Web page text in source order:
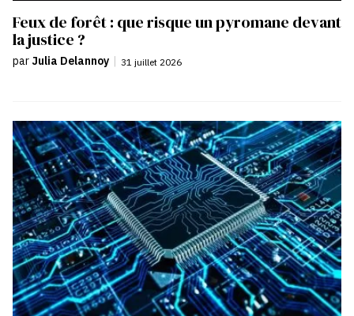
Feux de forêt : que risque un pyromane devant
la justice ?
par Julia Delannoy | 31 juillet 2026